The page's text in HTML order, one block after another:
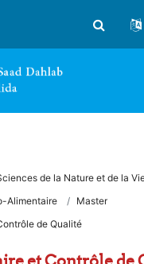
Activer/
de la Nature et de la
Alimentaire
Master
de Qualité